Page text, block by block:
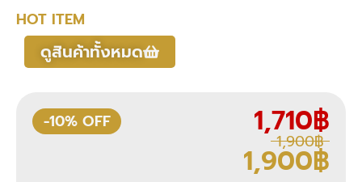
HOT ITEM
ดูสินค้าทั้งหมด
-10% OFF 1,710฿
1,900฿
1,900฿